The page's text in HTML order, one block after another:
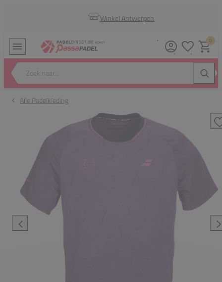
Winkel Antwerpen
Zoek naar...
0
Alle Padelkleding